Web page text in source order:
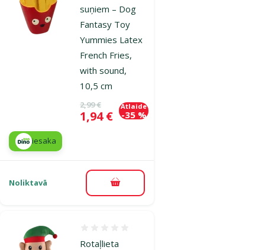
suņiem – Dog
Fantasy Toy
Yummies Latex
French Fries,
with sound,
10,5 cm
Oriģinālā cena
2,99 €
Cena
1,94 €
Atlaide
-35 %
iesaka
Noliktavā Pievienot grozam
Rotaļlieta